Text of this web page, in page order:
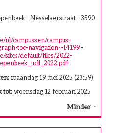
Minder
- Nesselaerstraat - 3590
nl/campussen/campus-
toc-navigation--14199-
sites/default/files/2022-
maandag 19 mei 2025 (23:59)
tot:woensdag 12 februari 2025